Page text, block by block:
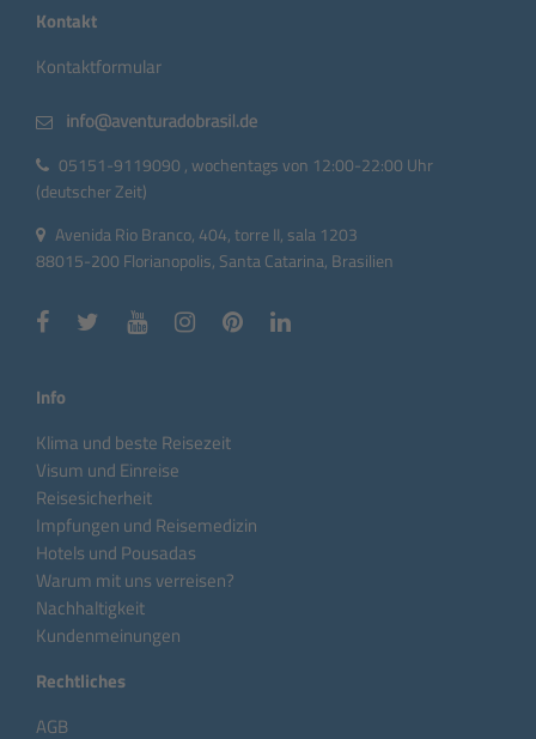
Kontakt
Kontaktformular
05151-9119090 , wochentags von 12:00-22:00 Uhr
(deutscher Zeit)
Avenida Rio Branco, 404, torre II, sala 1203
88015-200 Florianopolis, Santa Catarina, Brasilien
Info
Klima und beste Reisezeit
Visum und Einreise
Reisesicherheit
Impfungen und Reisemedizin
Hotels und Pousadas
Warum mit uns verreisen?
Nachhaltigkeit
Kundenmeinungen
Rechtliches
AGB